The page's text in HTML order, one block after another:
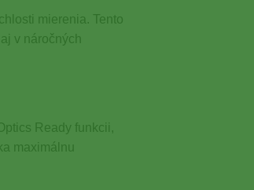
mierenia. Tento
v náročných
Ready funkcii,
maximálnu